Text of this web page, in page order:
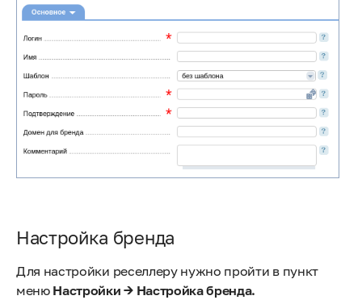
Настройка бренда
Для настройки реселлеру нужно пройти в пункт
меню Настройки → Настройка бренда.